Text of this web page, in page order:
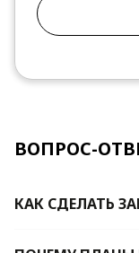
ВОПРОС-
КАК СДЕЛАТЬ